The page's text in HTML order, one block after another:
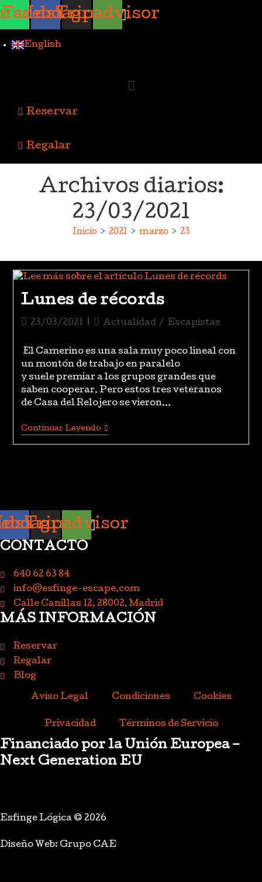
Ir
al
Facebook
Instagram
Tripadvisor
English
Reservar
Regalar
Archivos diarios:
23/03/2021
Inicio > 2021 > marzo > 23
Lunes de récords
Publicación
la
entrada:
23/03/2021
Categoría
la
entrada:
Actualidad / Escapistas
El Camerino es una sala muy poco lineal con
un montón de trabajo en paralelo
y suele premiar a los grupos grandes que
saben cooperar. Pero estos tres veteranos
de Casa del Relojero se vieron…
Continuar LeyendoLunes
De
Récords
Tripadvisor
CONTACTO
640 62 63 84
info@esfinge-escape.com
Calle Canillas 12, 28002, Madrid
MÁS INFORMACIÓN
Reservar
Regalar
Blog
Aviso Legal Condiciones Cookies
Privacidad Términos de Servicio
Financiado por la Unión Europea –
Next Generation EU
Esfinge Lógica © 2026
Diseño Web: Grupo CAE